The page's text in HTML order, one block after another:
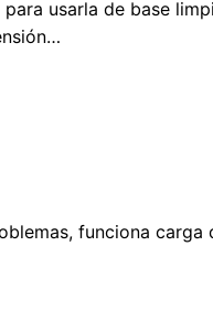
usarla de base
funciona carga